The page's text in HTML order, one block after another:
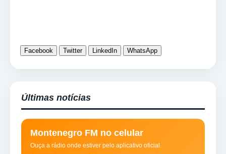
Facebook Twitter LinkedIn WhatsApp
Últimas notícias
Montenegro FM no celular
Ouça a rádio onde estiver pelo aplicativo oficial.